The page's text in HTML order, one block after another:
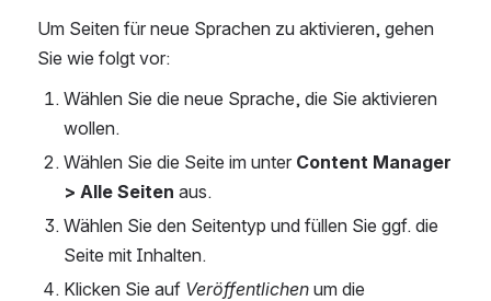
Um Seiten für neue Sprachen zu aktivieren, gehen
Sie wie folgt vor:
Wählen Sie die neue Sprache, die Sie aktivieren
wollen.
Wählen Sie die Seite im unter Content Manager
> Alle Seiten aus.
Wählen Sie den Seitentyp und füllen Sie ggf. die
Seite mit Inhalten.
Klicken Sie auf Veröffentlichen um die